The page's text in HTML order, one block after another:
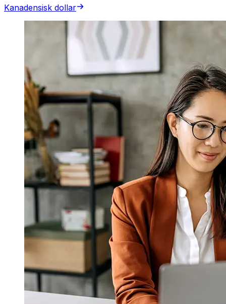
Kanadensisk dollar